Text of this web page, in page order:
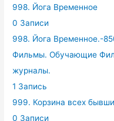
998. Йога Временное
0 Записи
998. Йога Временное.-
Фильмы. Обучающие
журналы.
1 Запись
999. Корзина всех
0 Записи